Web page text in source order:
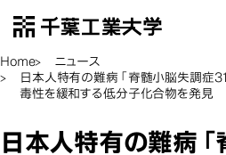
千葉工業大学
Open Menu
Home
ニュース
日本人特有の難病「脊髄小脳失調症
毒性を緩和する低分子化合物を発見
日本人特有の難病